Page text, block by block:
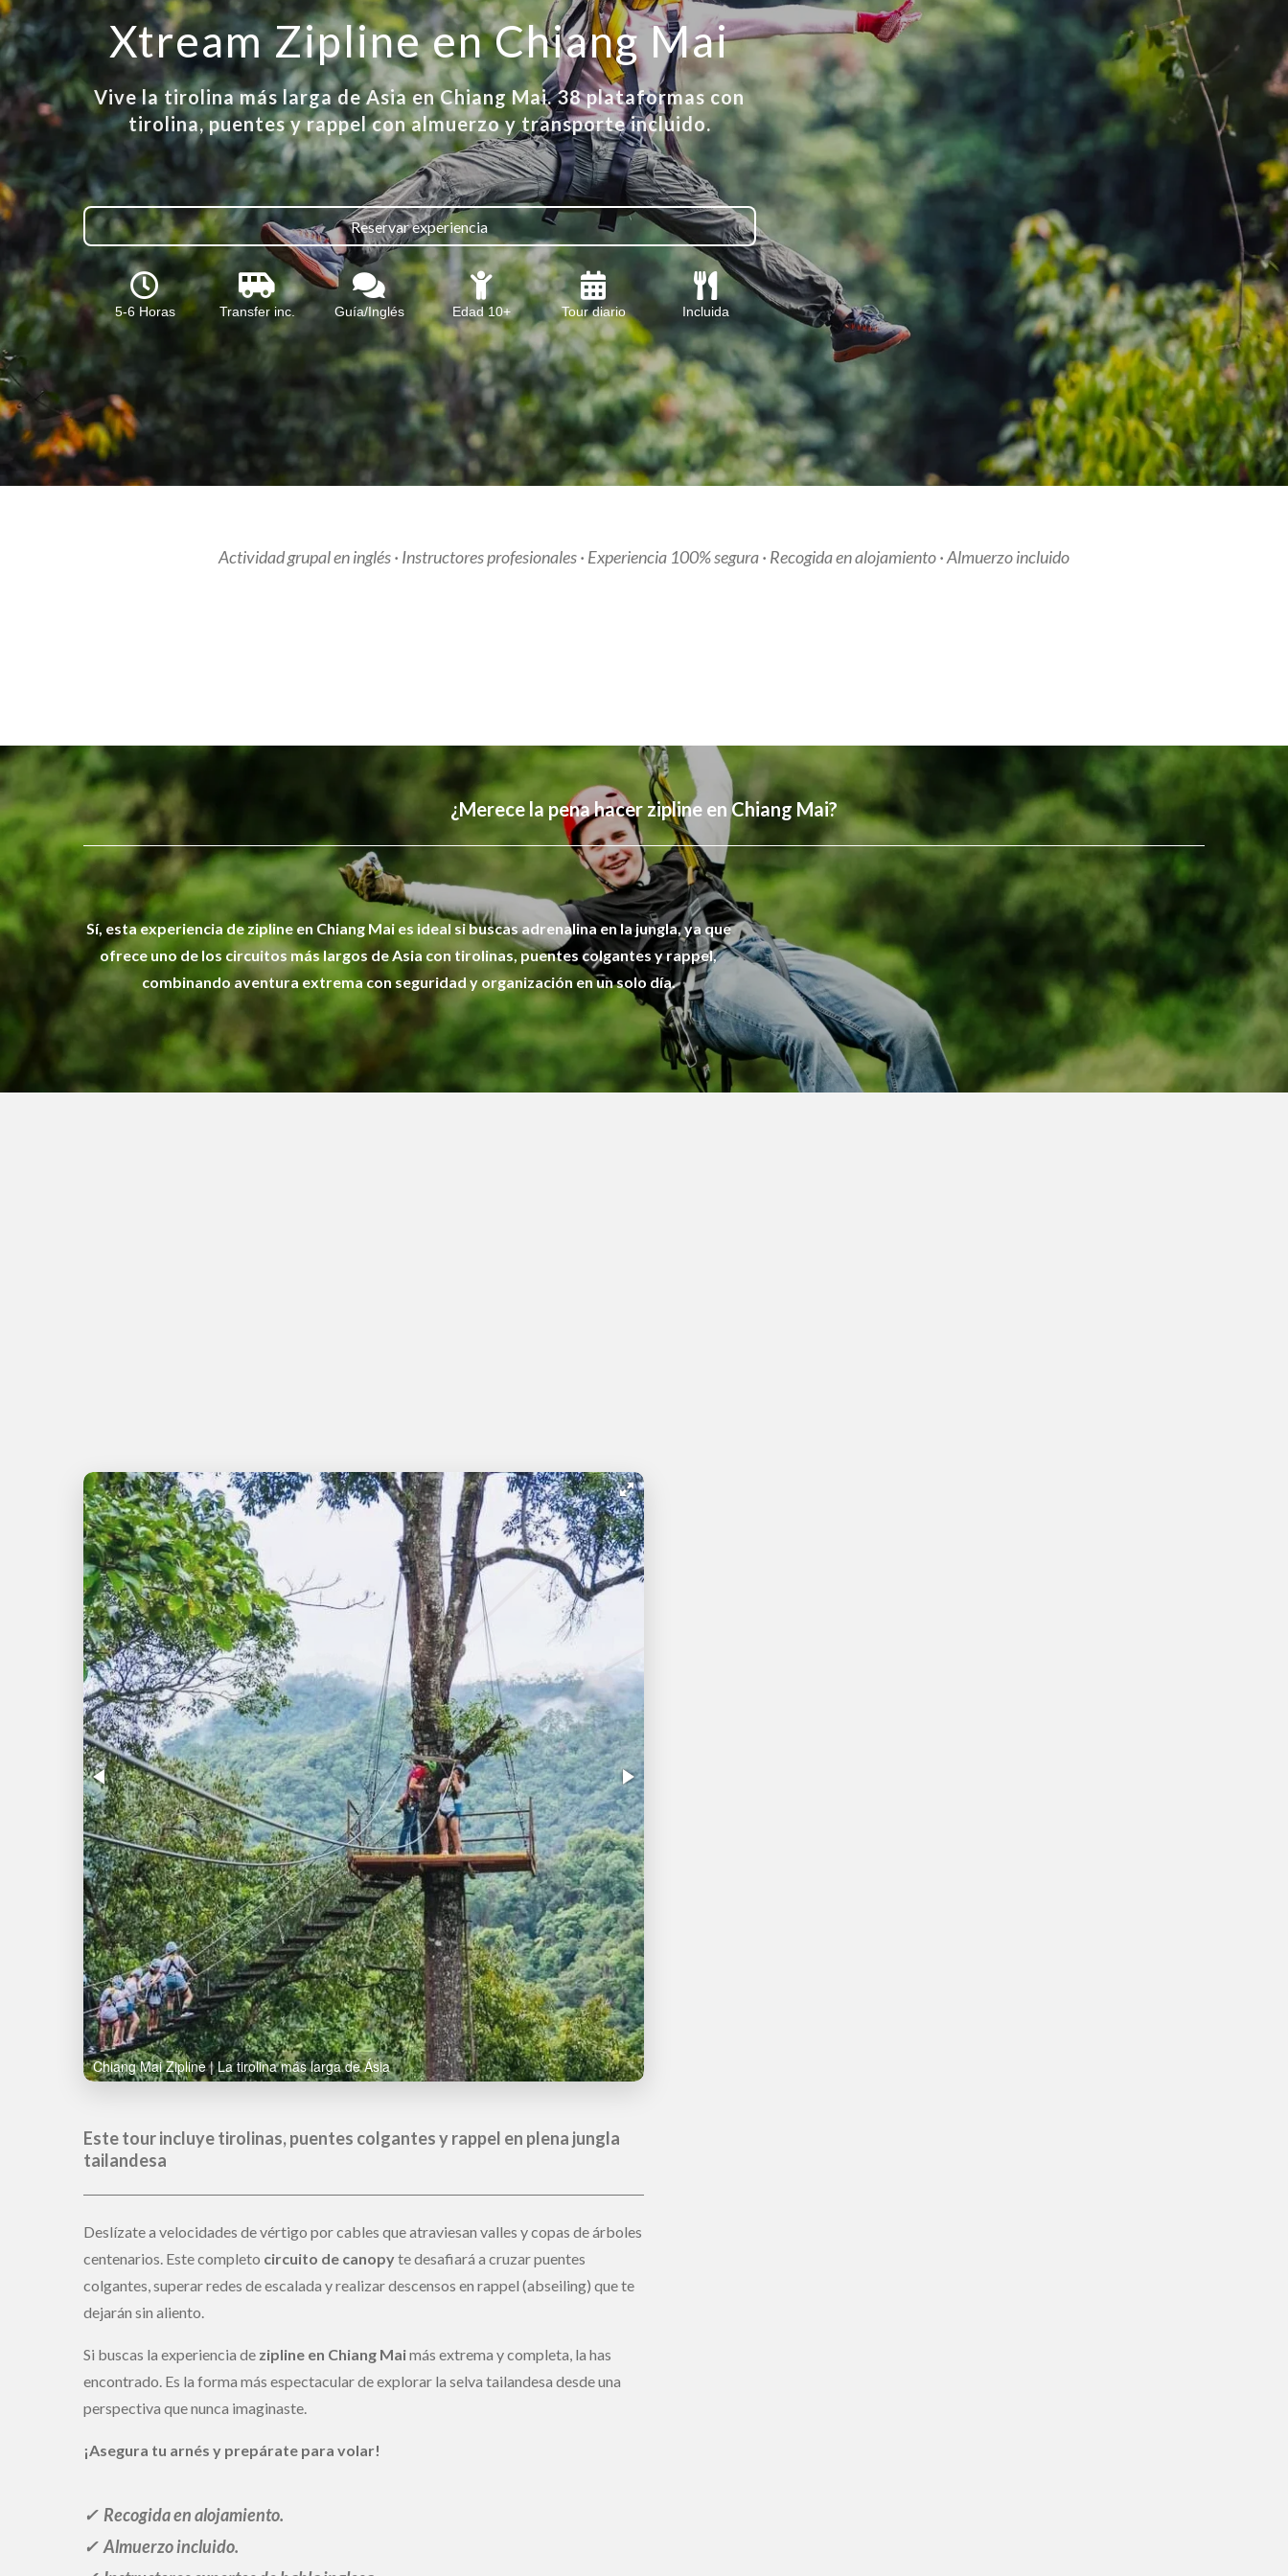
Xtream Zipline en Chiang Mai
Vive la tirolina más larga de Asia en Chiang Mai. 38 plataformas con
tirolina, puentes y rappel con almuerzo y transporte incluido.
Reservar experiencia
5-6 Horas Transfer inc. Guía/Inglés Edad 10+ Tour diario Incluida
Actividad grupal en inglés · Instructores profesionales · Experiencia 100% segura · Recogida en alojamiento · Almuerzo incluido
¿Merece la pena hacer zipline en Chiang Mai?
Sí, esta experiencia de zipline en Chiang Mai es ideal si buscas adrenalina en la jungla, ya que
ofrece uno de los circuitos más largos de Asia con tirolinas, puentes colgantes y rappel,
combinando aventura extrema con seguridad y organización en un solo día.
Chiang Mai Zipline | La tirolina más larga de Ásia
La experiencia de canopy en Chiang Mai combina adrenalina, naturaleza
y seguridad profesional
Deslízate a velocidades de vértigo por cables que atraviesan valles y copas de árboles
centenarios. Este completo circuito de canopyte desafiará a cruzar puentes
colgantes, superar redes de escalada y realizar descensos en rappel (abseiling) que te
dejarán sin aliento.
Si buscas la experiencia de zipline en Chiang Maimás extrema y completa, la has
encontrado. Es la forma más espectacular de explorar la selva tailandesa desde una
perspectiva que nunca imaginaste.
¡Asegura tu arnés y prepárate para volar!
✓ Recogida en alojamiento.
✓ Almuerzo incluido.